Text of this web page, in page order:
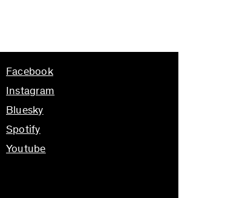
Facebook
Instagram
Bluesky
Spotify
Youtube